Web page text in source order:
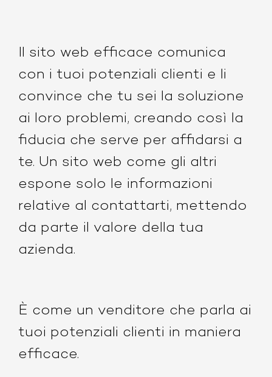
Il sito web efficace comunica
con i tuoi potenziali clienti e li
convince che tu sei la soluzione
ai loro problemi, creando così la
fiducia che serve per affidarsi a
te. Un sito web come gli altri
espone solo le informazioni
relative al contattarti, mettendo
da parte il valore della tua
azienda.
È come un venditore che parla ai
tuoi potenziali clienti in maniera
efficace.